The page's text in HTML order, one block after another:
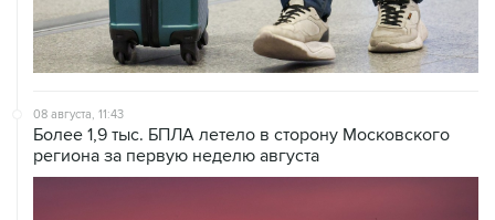
08 августа, 11:43
Более 1,9 тыс. БПЛА летело в сторону Московского
региона за первую неделю августа